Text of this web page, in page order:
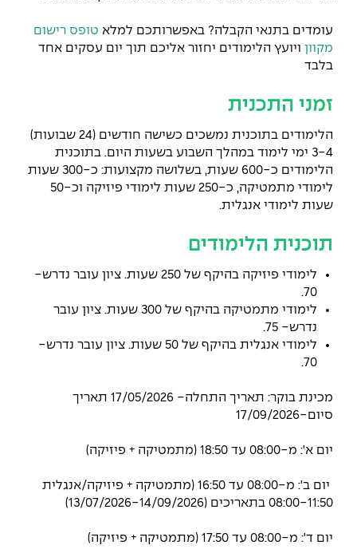
עומדים בתנאי הקבלה? באפשרותכם למלא טופס רישום
מקוון ויועץ הלימודים יחזור אליכם תוך יום עסקים אחד
בלבד
זמני התכנית
הלימודים בתוכנית נמשכים כשישה חודשים (24 שבועות)
3-4 ימי לימוד במהלך השבוע בשעות היום. בתוכנית
הלימודים כ-600 שעות, בשלושה מקצועות: כ-300 שעות
לימודי מתמטיקה, כ-250 שעות לימודי פיזיקה וכ-50
שעות לימודי אנגלית.
תוכנית הלימודים
לימודי פיזיקה בהיקף של 250 שעות.
ציון עובר נדרש-
70.
לימודי מתמטיקה בהיקף של 300 שעות.
ציון עובר
נדרש- 75.
לימודי אנגלית בהיקף של 50 שעות.
ציון עובר נדרש-
70.
מכינת בוקר: תאריך התחלה- 17/05/2026 תאריך
סיום-17/09/2026
יום א': מ-08:00 עד 18:50 (מתמטיקה + פיזיקה)
יום ב': מ-08:00 עד 16:50 (מתמטיקה + פיזיקה/אנגלית
08:00-11:50 בתאריכים
(13/07/2026-14/09/2026)
יום ד': מ-08:00 עד 17:50 (מתמטיקה + פיזיקה)